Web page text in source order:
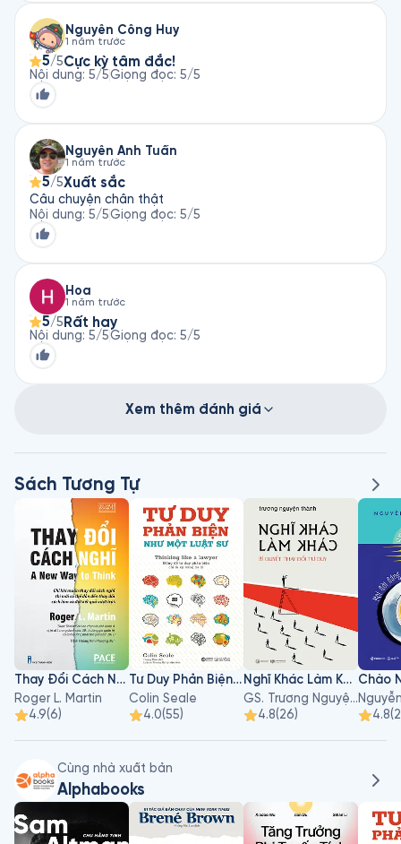
Nguyễn Công Huy
1 năm trước
5/5Cực kỳ tâm đắc!
Nội dung: 5/5Giọng đọc: 5/5
Nguyễn Anh Tuấn
1 năm trước
5/5Xuất sắc
Câu chuyện chân thật
Nội dung: 5/5Giọng đọc: 5/5
Hoa
1 năm trước
5/5 Rất hay
Nội dung: 5/5Giọng đọc: 5/5
Xem thêm đánh giá
Sách Tương Tự
Thay Đổi Cách Nghĩ
Roger L. Martin
4.9(6)
Tư Duy Phản Biện Như Một Luật Sư
Colin Seale
4.0(55)
Nghĩ Khác Làm Khác - Bí Quyết Thay Đổi Tư Duy
GS. Trương Nguyện Thành
4.8(26) 4.8(
Cùng nhà xuất bản
Alphabooks